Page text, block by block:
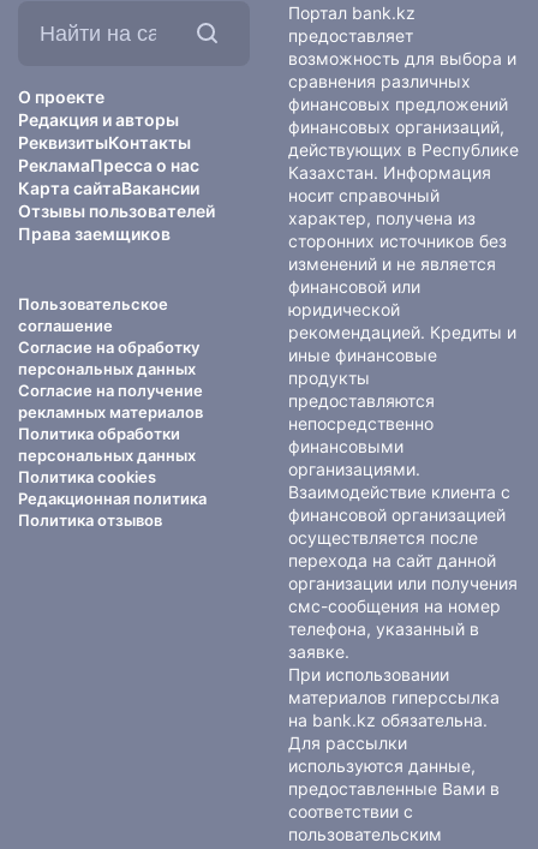
О проекте
Редакция и авторы
РеквизитыКонтакты
РекламаПресса о нас
Карта сайтаВакансии
Отзывы пользователей
Права заемщиков
Пользовательское
соглашение
Согласие на обработку
персональных данных
Согласие на получение
рекламных материалов
Политика обработки
персональных данных
Политика cookies
Редакционная политика
Политика отзывов
Портал bank.kz
предоставляет
возможность для выбора и
сравнения различных
финансовых предложений
финансовых организаций,
действующих в Республике
Казахстан. Информация
носит справочный
характер, получена из
сторонних источников без
изменений и не является
финансовой или
юридической
рекомендацией. Кредиты и
иные финансовые
продукты
предоставляются
непосредственно
финансовыми
организациями.
Взаимодействие клиента с
финансовой организацией
осуществляется после
перехода на сайт данной
организации или получения
смс-сообщения на номер
телефона, указанный в
заявке.
При использовании
материалов гиперссылка
на bank.kz обязательна.
Для рассылки
используются данные,
предоставленные Вами в
соответствии с
пользовательским